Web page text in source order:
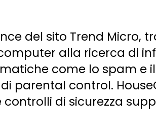
del sito Trend Micro,
alla ricerca di
come lo spam e
parental control.
di sicurezza